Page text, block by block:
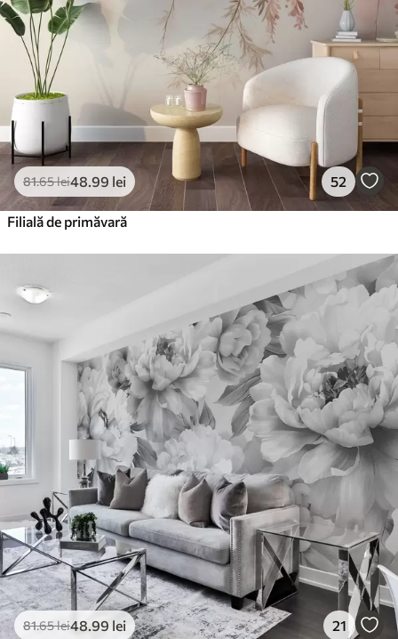
81.65lei48 .99 lei 52
Filială de primăvară
81.65lei48.99 lei 21